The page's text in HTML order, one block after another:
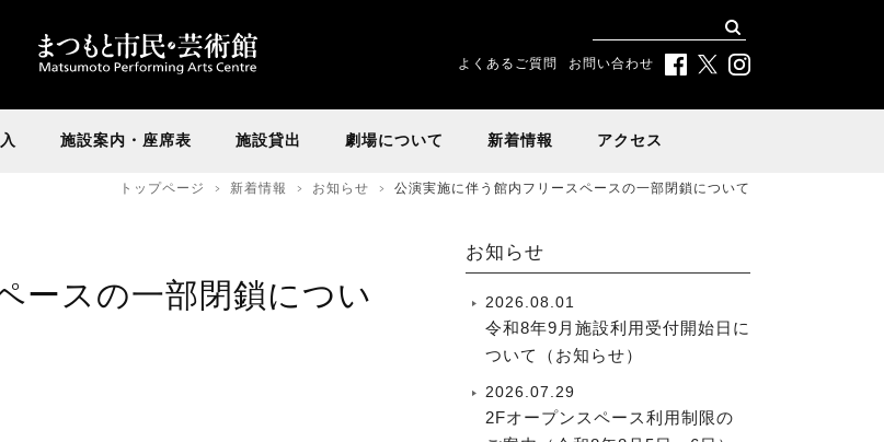
よくあるご質問 お問い合わせ
施設案内・座席表 施設貸出 劇場について 新着情報 アクセス
トップページ 新着情報 お知らせ 公演実施に伴う館内フリースペースの一部閉鎖について
ースの一部閉鎖につい
お知らせ
2026.08.01
令和8年9月施設利用受付開始日に
ついて（お知らせ）
2026.07.29
2Fオープンスペース利用制限の